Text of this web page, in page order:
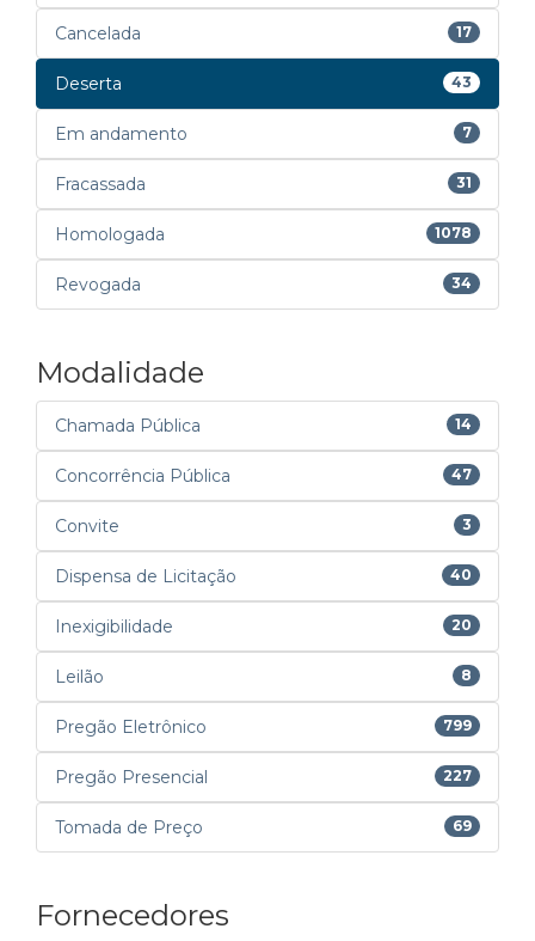
Cancelada 17
Deserta 43
Em andamento 7
Fracassada 31
Homologada 1078
Revogada 34
Modalidade
Chamada Pública 14
Concorrência Pública 47
Convite 3
Dispensa de Licitação 40
Inexigibilidade 20
Leilão 8
Pregão Eletrônico 799
Pregão Presencial 227
Tomada de Preço 69
Fornecedores